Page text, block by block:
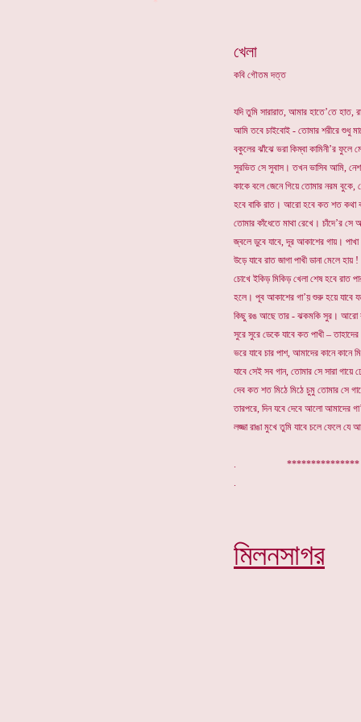
খেলা
কবি গৌতম দত্ত
যদি তুমি সারারাত, আমার হাতে’তে হাত,
আমি তবে চাইবোই - তোমার শরীরে শুধু
বকুলের ঝাঁঝে ভরা কিম্বা কামিনী’র ফুলে
সুরভিত সে সুবাস। তখন ভাসিব আমি,
কাকে বলে জেনে গিয়ে তোমার নরম বুকে,
হবে বাকি রাত। আরো হবে কত শত কথা
তোমার কাঁধেতে মাথা রেখে। চাঁদে’র
জ্বলে ডুবে যাবে, দূর আকাশের গায়। পাখা
উড়ে যাবে রাত জাগা পাখী ডানা মেলে হায় !
চোখে ইকিড় মিকিড় খেলা শেষ হবে রাত
হলে। পূব আকাশের গা’য় শুরু হয়ে যাবে
কিছু রঙ আছে তার - ঝকমকি সুর।
সুরে সুরে ডেকে যাবে কত পাখী – তাহাদের
ভরে যাবে চার পাশ, আমাদের কানে কানে
যাবে সেই সব গান, তোমার সে সারা গায়ে
দেব কত শত মিঠে মিঠে চুমু তোমার সে
তারপরে, দিন যবে দেবে আলো আমাদের
লজ্জা রাঙা মুখে তুমি যাবে চলে ফেলে যে
.
মিলনসাগর